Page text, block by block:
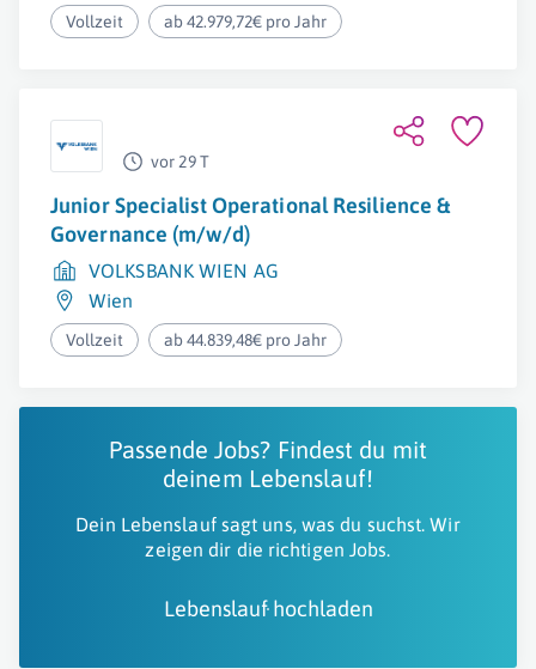
Vollzeit ab 42.979,72€ pro Jahr
vor 29 T
Junior Specialist Operational Resilience &
Governance (m/w/d)
VOLKSBANK WIEN AG
Wien
Vollzeit ab 44.839,48€ pro Jahr
Passende Jobs? Findest du mit
deinem Lebenslauf!
Dein Lebenslauf sagt uns, was du suchst. Wir
zeigen dir die richtigen Jobs.
Lebenslauf hochladen